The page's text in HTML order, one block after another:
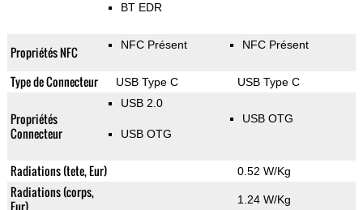
BT EDR
Propriétés NFC NFC Présent NFC Présent
Type de Connecteur USB Type C USB Type C
Propriétés
Connecteur
USB 2.0
USB OTG
USB OTG
Radiations (tete, Eur) 0.52 W/Kg
Radiations (corps,
Eur)
1.24 W/Kg